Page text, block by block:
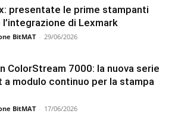
presentate le prime stampanti
l’integrazione di Lexmark
BitMAT - 29/06/2026
ColorStream 7000: la nuova serie
a modulo continuo per la stampa
BitMAT - 17/06/2026